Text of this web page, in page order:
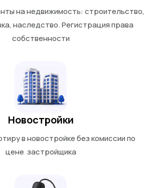
на недвижимость: строительство,
наследство. Регистрация права
собственности
Новостройки
в новостройке без комиссии по
цене застройщика